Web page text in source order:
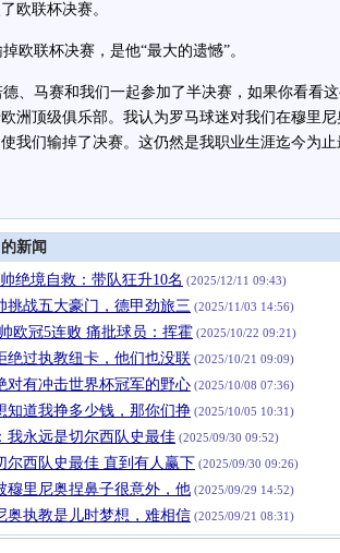
欧联杯决赛。
欧联杯决赛，是他“最大的遗憾”。
、马赛和我们一起参加了半决赛，如果你看看
洲顶级俱乐部。我认为罗马球迷对我们在穆里
我们输掉了决赛。这仍然是我职业生涯迄今为
的新闻
绝境自救：带队狂升10名 (2025/12/11 09:43)
挑战五大豪门，德甲劲旅三 (2025/11/03 14:56)
欧冠5连败 痛批球员：挥霍 (2025/10/22 09:21)
绝过执教纽卡，他们也没联 (2025/10/21 09:09)
对有冲击世界杯冠军的野心 (2025/10/08 07:36)
知道我挣多少钱，那你们挣 (2025/10/05 10:31)
我永远是切尔西队史最佳 (2025/09/30 09:52)
尔西队史最佳 直到有人赢下 (2025/09/30 09:26)
穆里尼奥捏鼻子很意外，他 (2025/09/29 14:52)
奥执教是儿时梦想，难相信 (2025/09/21 08:31)